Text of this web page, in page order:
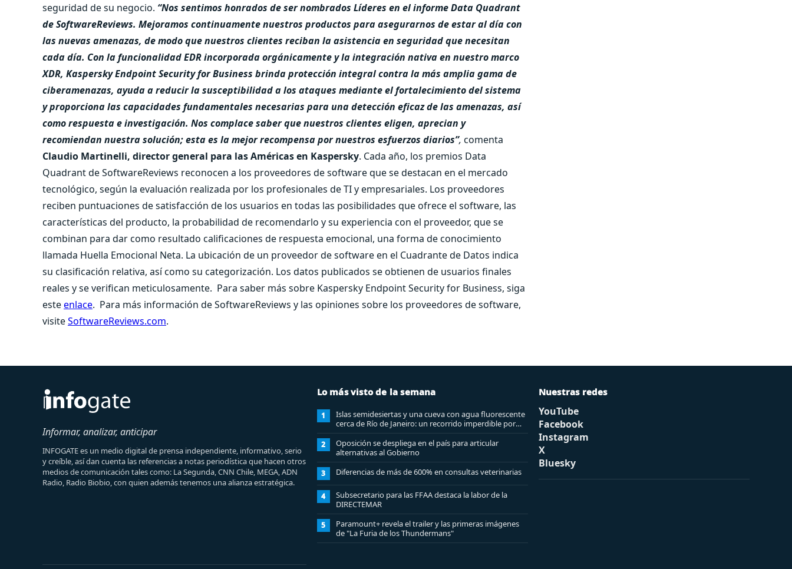
seguridad de su negocio. “Nos sentimos honrados de ser nombrados Líderes en el informeData Quadrant
de SoftwareReviews. Mejoramos continuamente nuestros productos para asegurarnos de estar al día con
las nuevas amenazas, de modo que nuestros clientes reciban la asistencia en seguridad que necesitan
cada día. Con la funcionalidad EDR incorporada orgánicamente y la integración nativa en nuestro marco
XDR, Kaspersky Endpoint Security for Business brinda protección integral contra la más amplia gama de
ciberamenazas, ayuda a reducir la susceptibilidad a los ataques mediante el fortalecimiento del sistema
y proporciona las capacidades fundamentales necesarias para una detección eficaz de las amenazas, así
como respuesta e investigación. Nos complace saber que nuestros clientes eligen, aprecian y
recomiendan nuestra solución; esta es la mejor recompensa por nuestros esfuerzos diarios”, comenta
Claudio Martinelli, director general para las Américas en Kaspersky. Cada año, los premios Data
Quadrant de SoftwareReviews reconocen a los proveedores de software que se destacan en el mercado
tecnológico, según la evaluación realizada por los profesionales de TI y empresariales. Los proveedores
reciben puntuaciones de satisfacción de los usuarios en todas las posibilidades que ofrece el software, las
características del producto, la probabilidad de recomendarlo y su experiencia con el proveedor, que se
combinan para dar como resultado calificaciones de respuesta emocional, una forma de conocimiento
llamada Huella Emocional Neta. La ubicación de un proveedor de software en el Cuadrante de Datos indica
su clasificación relativa, así como su categorización. Los datos publicados se obtienen de usuarios finales
reales y se verifican meticulosamente. Para saber más sobre Kaspersky Endpoint Security for Business, siga
esteenlace. Para más información de SoftwareReviews y las opiniones sobre los proveedores de software,
visiteSoftwareReviews.com.
Informar, analizar, anticipar
INFOGATE es un medio digital de prensa independiente, informativo, serio
y creíble, así dan cuenta las referencias a notas periodística que hacen otros
medios de comunicación tales como: La Segunda, CNN Chile, MEGA, ADN
Radio, Radio Biobio, con quien además tenemos una alianza estratégica.
Lo más visto de la semana
1
Islas semidesiertas y una cueva con agua fluorescente
cerca de Río de Janeiro: un recorrido imperdible por
Angra dos Reis
2
Oposición se despliega en el país para articular
alternativas al Gobierno
3 Diferencias de más de 600% en consultas veterinarias
4
Subsecretario para las FFAA destaca la labor de la
DIRECTEMAR
5
Paramount+ revela el trailer y las primeras imágenes
de "La Furia de los Thundermans"
Nuestras redes
YouTube
Facebook
Instagram
X
Bluesky